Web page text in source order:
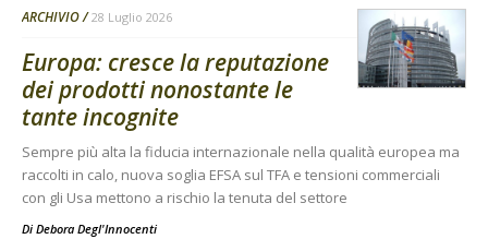
ARCHIVIO 28 Luglio 2026
Europa: cresce la reputazione
dei prodotti nonostante le
tante incognite
Sempre più alta la fiducia internazionale nella qualità europea ma
raccolti in calo, nuova soglia EFSA sul TFA e tensioni commerciali
con gli Usa mettono a rischio la tenuta del settore
Di Debora Degl'Innocenti